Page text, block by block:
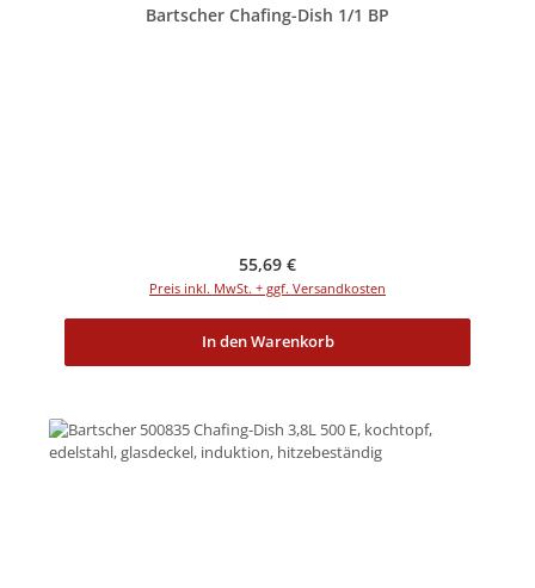
Bartscher Chafing-Dish 1/1 BP
Regulärer Preis:
55,69 €
Preis inkl. MwSt. + ggf. Versandkosten
In den Warenkorb